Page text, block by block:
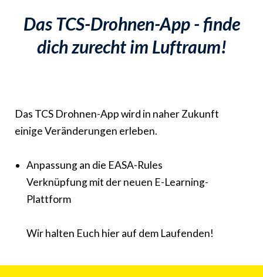
Das TCS-Drohnen-App - finde
dich zurecht im Luftraum!
Das TCS Drohnen-App wird in naher Zukunft
einige Veränderungen erleben.
Anpassung an die EASA-Rules
Verknüpfung mit der neuen E-Learning-
Plattform
Wir halten Euch hier auf dem Laufenden!